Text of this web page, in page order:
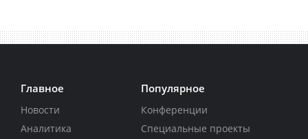
Главное
Новости
Аналитика
Популярное
Конференции
Специальные проекты